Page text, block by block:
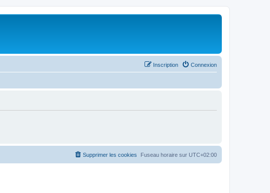
Connexion
Inscription
Fuseau horaire sur UTC+02:00
Supprimer les cookies